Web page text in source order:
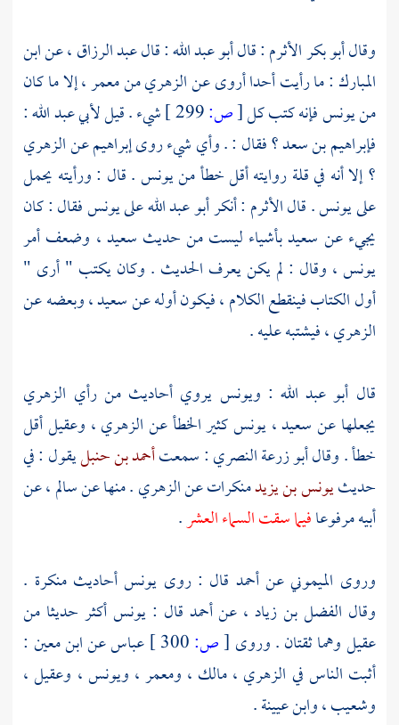
وقالأبو بكر الأثرم: قالأبو عبد الله: قالعبد الرزاق ،عنابن
المبارك : ما رأيت أحدا أروى عنالزهريمنمعمر ،إلا ما كان
منيونسفإنه كتب كل[ص: شيء . قيللأبي عبد الله:
فإبراهيم بن سعد ؟فقال : . وأي شيء روىإبراهيمعنالزهري
؟إلا أنه في قلة روايته أقل خطأ منيونس. قال : ورأيته يحمل
علىيونس. قالالأثرم : أنكرأبو عبد اللهعلىيونسفقال : كان
يجيء عن سعيدبأشياء ليست من حديث سعيد ، وضعف أمر
يونس ، وقال : لم يكن يعرف الحديث . وكان يكتب " أرى "
أول الكتاب فينقطع الكلام ، فيكون أوله عنسعيد ،وبعضه عن
الزهري ،فيشتبه عليه .
قال أبو عبد الله : ويونس يروي أحاديث من رأي الزهري
يجعلها عنسعيد ،يونسكثير الخطأ عنالزهري ، وعقيلأقل
خطأ . وقالأبو زرعة النصري: سمعتأحمد بن حنبليقول : في
حديثيونس بن يزيدمنكرات عنالزهري. منها عنسالم ،عن
أبيه مرفوعافيما سقت السماء العشر.
وروى الميمونيعنأحمد قال : روى يونسأحاديث منكرة .
وقال الفضل بن زياد ، عنأحمد قال :يونسأكثر حديثا من
عقيلوهما ثقتان . وروى [ص: عباسعنابن معين :
أثبت الناس في الزهري ،مالك ، ومعمر ، ويونس ، وعقيل ،
وشعيب ،وابن عيينة.